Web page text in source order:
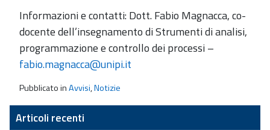
Informazioni e contatti: Dott. Fabio Magnacca, co-
docente dell’insegnamento di Strumenti di analisi,
programmazione e controllo dei processi –
fabio.magnacca@unipi.it
Pubblicato inAvvisi,Notizie
Articoli recenti